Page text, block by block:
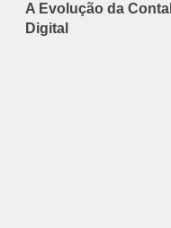
A Evolução da
Digital